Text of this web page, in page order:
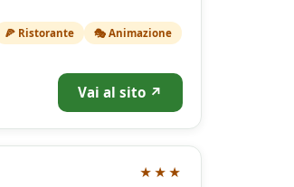
🍕 Ristorante 🎭 Animazione
Vai al sito ↗
★★★